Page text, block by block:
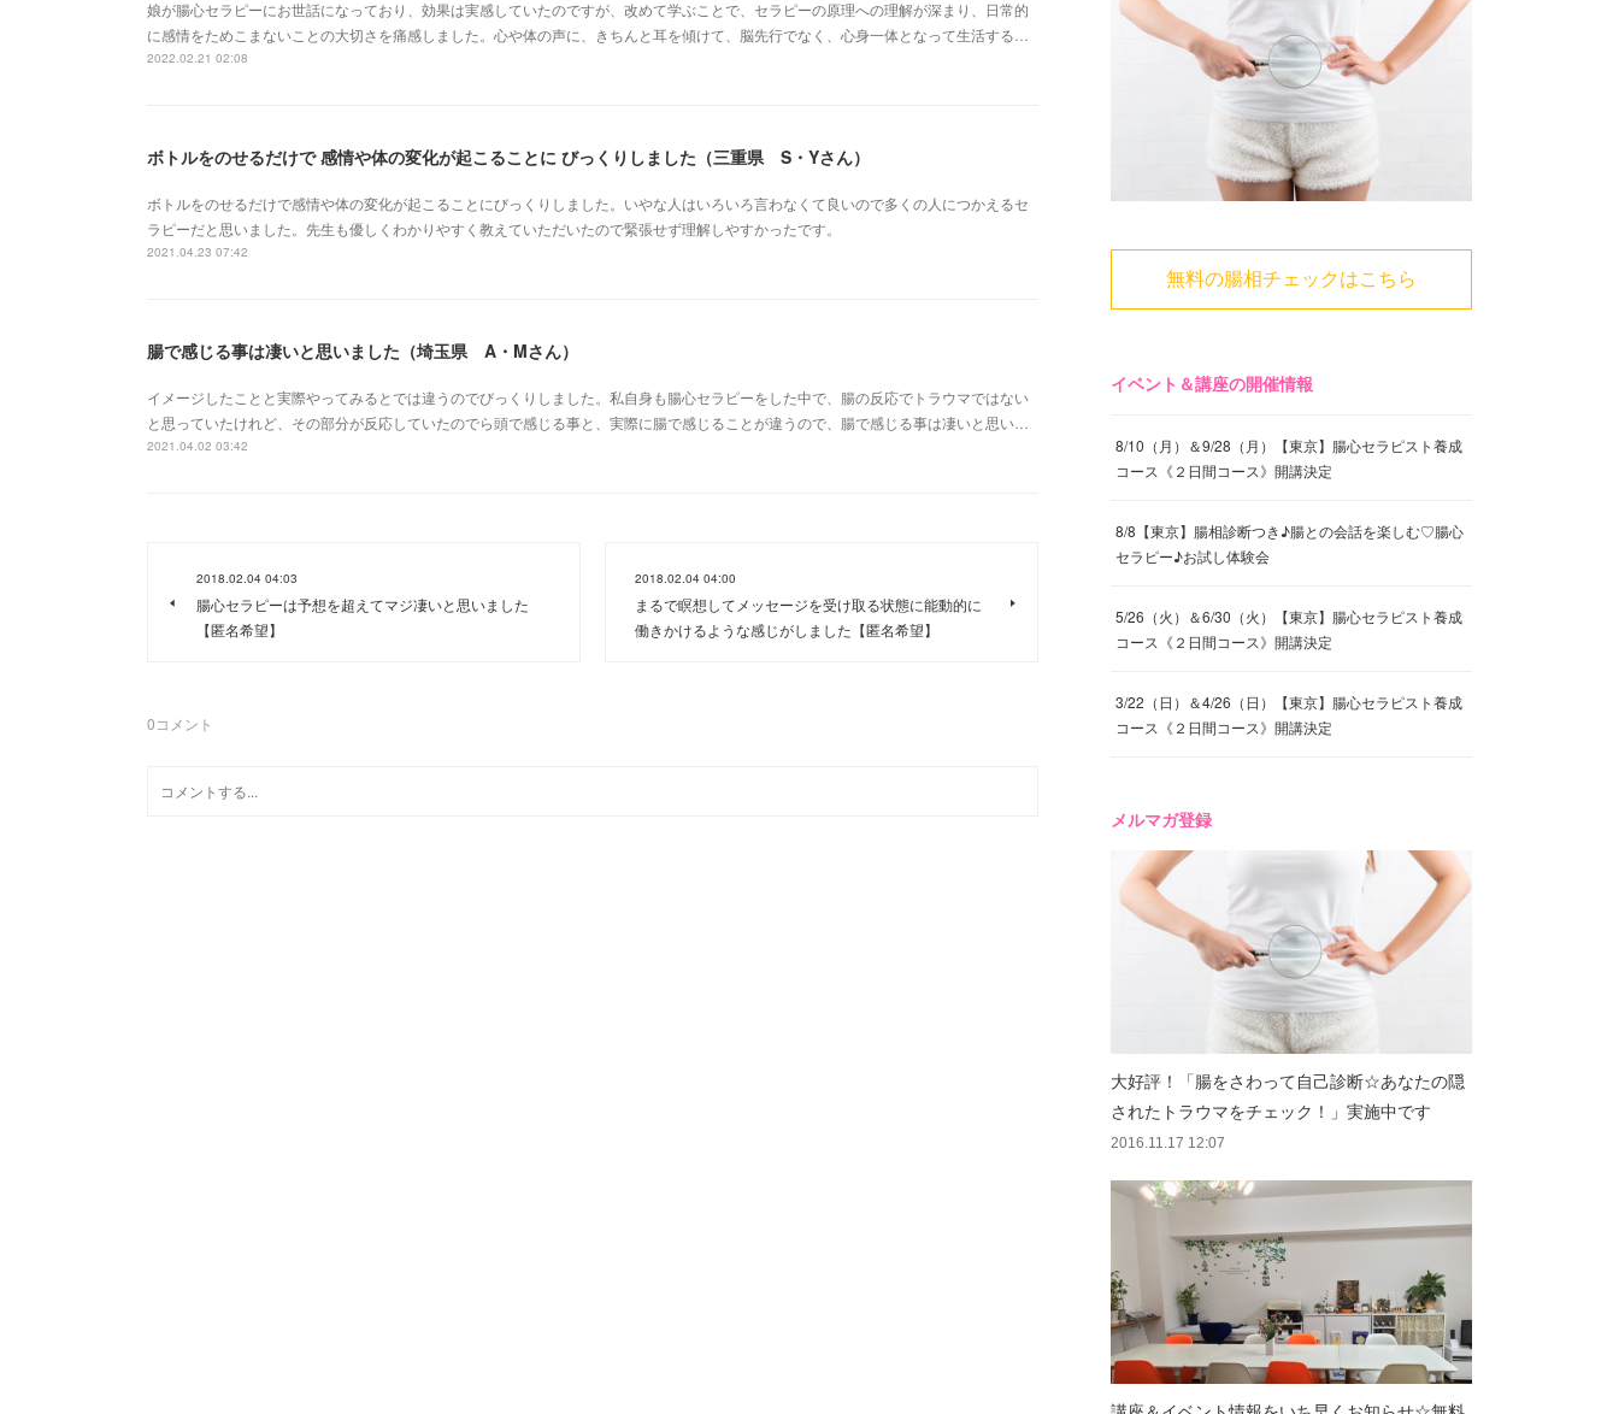
娘が腸心セラピーにお世話になっており、効果は実感していたのですが、改めて学ぶことで、セラピーの原理への理解が深まり、日常的
に感情をためこまないことの大切さを痛感しました。心や体の声に、きちんと耳を傾けて、脳先行でなく、心身一体となって生活する…
2022.02.21 02:08
ボトルをのせるだけで 感情や体の変化が起こることに びっくりしました（三重県 S・Yさん）
ボトルをのせるだけで感情や体の変化が起こることにびっくりしました。いやな人はいろいろ言わなくて良いので多くの人につかえるセ
ラピーだと思いました。先生も優しくわかりやすく教えていただいたので緊張せず理解しやすかったです。
2021.04.23 07:42
腸で感じる事は凄いと思いました（埼玉県 A・Mさん）
イメージしたことと実際やってみるとでは違うのでびっくりしました。私自身も腸心セラピーをした中で、腸の反応でトラウマではない
と思っていたけれど、その部分が反応していたのでら頭で感じる事と、実際に腸で感じることが違うので、腸で感じる事は凄いと思い…
2021.04.02 03:42
2018.02.04 04:03
腸心セラピーは予想を超えてマジ凄いと思いました
【匿名希望】
2018.02.04 04:00
まるで瞑想してメッセージを受け取る状態に能動的に
働きかけるような感じがしました【匿名希望】
0コメント
無料の腸相チェックはこちら
イベント＆講座の開催情報
8/10（月）＆9/28（月）【東京】腸心セラピスト養成
コース《２日間コース》開講決定
8/8【東京】腸相診断つき♪腸との会話を楽しむ♡腸心
セラピー♪お試し体験会
5/26（火）＆6/30（火）【東京】腸心セラピスト養成
コース《２日間コース》開講決定
3/22（日）＆4/26（日）【東京】腸心セラピスト養成
コース《２日間コース》開講決定
メルマガ登録
大好評！「腸をさわって自己診断☆あなたの隠
されたトラウマをチェック！」実施中です
2016.11.17 12:07